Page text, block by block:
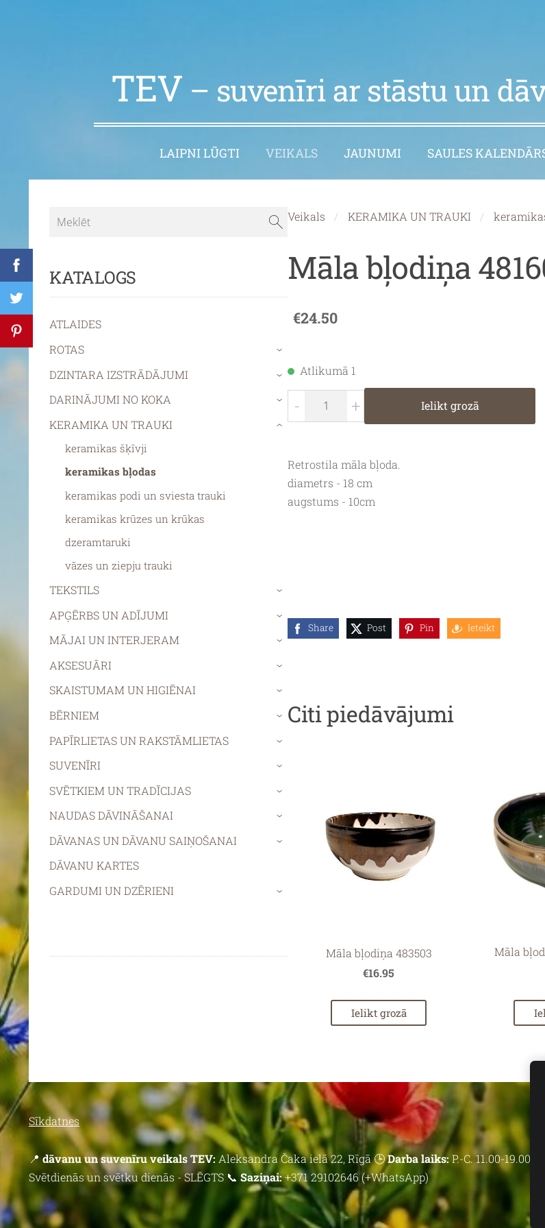
TEV – suvenīri ar stāstu un
LAIPNI LŪGTI VEIKALS JAUNUMI SAULES
KATALOGS
ATLAIDES
ROTAS
›
DZINTARA IZSTRĀDĀJUMI ›
DARINĀJUMI NO KOKA ›
KERAMIKA UN TRAUKI
keramikas šķīvji
keramikas bļodas
keramikas podi un sviesta trauki
keramikas krūzes un krūkas
dzeramtaruki
vāzes un ziepju trauki
›
TEKSTILS ›
APĢĒRBS UN ADĪJUMI ›
MĀJAI UN INTERJERAM ›
AKSESUĀRI ›
SKAISTUMAM UN HIGIĒNAI ›
BĒRNIEM ›
PAPĪRLIETAS UN RAKSTĀMLIETAS ›
SUVENĪRI ›
SVĒTKIEM UN TRADĪCIJAS ›
NAUDAS DĀVINĀŠANAI ›
DĀVANAS UN DĀVANU SAIŅOŠANAI ›
DĀVANU KARTES
GARDUMI UN DZĒRIENI
›
Veikals KERAMIKA UN TRAUKI
Māla bļodiņa
€24.50
Atlikumā 1
- + Ielikt grozā
Retrostila māla bļoda.
diametrs - 18 cm
augstums - 10cm
Share Post Pin Ieteikt
Citi piedāvājumi
Māla bļodiņa 483503
€16.95
Ielikt grozā
Māla
Sīkdatnes
📍 dāvanu un suvenīru veikals TEV: Aleksandra Čaka ielā 22, Rīgā 🕒Darba laiks: P.-C. 11.00-19.00 |
Svētdienās un svētku dienās - SLĒGTS 📞Saziņai:+371 29102646 (+WhatsApp)